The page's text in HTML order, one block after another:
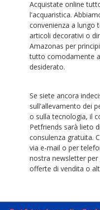
Acquistate online
l'acquaristica.
convenienza a lungo
articoli decorativi o
Amazonas per
tutto comodamente
desiderato.
Se siete ancora
sull'allevamento dei
o sulla tecnologia, il
Petfriends sarà lieto
consulenza gratuita.
via e-mail o per
nostra newsletter
offerte di vendita o